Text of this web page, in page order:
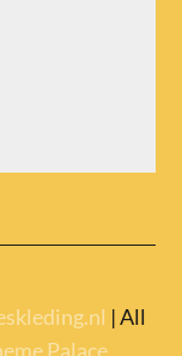
| All
Palace